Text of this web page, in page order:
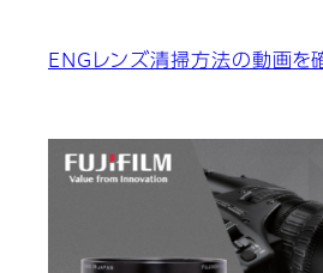
ENGレンズ清掃方法の動画を